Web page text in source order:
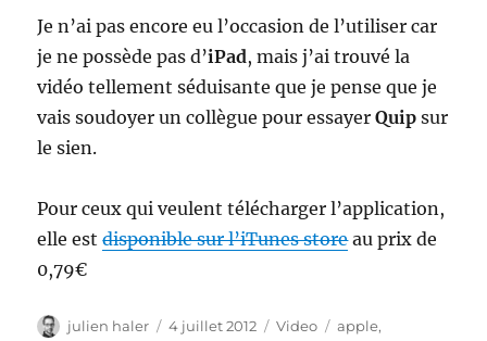
Je n’ai pas encore eu l’occasion de l’utiliser car
je ne possède pas d’iPad, mais j’ai trouvé la
vidéo tellement séduisante que je pense que je
vais soudoyer un collègue pour essayerQuip sur
le sien.
Pour ceux qui veulent télécharger l’application,
elle estdisponible sur l’iTunes storeau prix de
0,79€
Auteur
julien haler
Publié
4 juillet 2012 Catégories
Video Étiquettes
apple,